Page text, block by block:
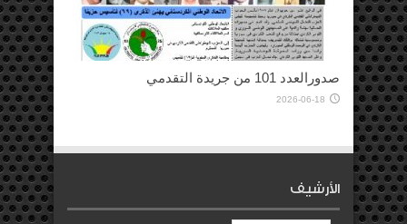
صدورالعدد 101 من جريدة التقدمي
2026-06-18
الأرشيف